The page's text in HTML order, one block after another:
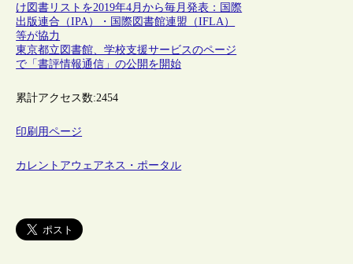
け図書リストを2019年4月から毎月発表：国際
出版連合（IPA）・国際図書館連盟（IFLA）
等が協力
東京都立図書館、学校支援サービスのページ
で「書評情報通信」の公開を開始
累計アクセス数:2454
印刷用ページ
カレントアウェアネス・ポータル